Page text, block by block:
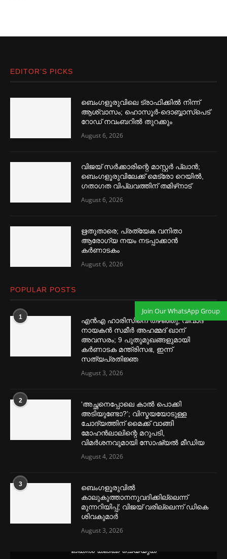
EDITOR’S PICKS
ബെംഗളൂരുവിലെ ട്രാഫിക്കില്‍ നിന്ന്
ആശ്വാസം; ഹൊസൂര്‍-ദൊബ്ബാസ്പെട്
റോഡ് നവംബറില്‍ തുറക്കും
August 6, 2026
വിജയ് സര്‍ക്കാരിന്റെ മാസ്റ്റര്‍ പ്ലാന്‍;
ബെംഗളൂരുവിലേക്ക് മെട്രോ റെയില്‍,
ഗതാഗത വിപ്ലവത്തിന് തമിഴ്‌നാട്
August 6, 2026
ഋതുതാരെ; പ്രത്യേക വനിതാ
ആരോഗ്യ നയം നടപ്പാക്കാൻ
കര്‍ണാടകം
August 6, 2026
POPULAR POSTS
1
എൻഎ ഹാരിസിനെ തഴ‌‍ഞ്ഞു, വിവാദ
നായകൻ സമീര്‍ അഹമ്മദ് ഖാന്
അവസരം; 9 പുതുമുഖങ്ങളുമായി
കര്‍ണാടക മന്ത്രിസഭ, ഇന്ന്
സത്യപ്രതിജ്ഞ
August 3, 2026
2
‘അച്ഛനെപ്പോലെ കാല്‍ പൊക്കി
അടിയുണ്ടോ?’; വിസ്മയയോടുള്ള
ചോദ്യത്തിന് മൈക്ക് വാങ്ങി
മോഹൻലാലിന്റെ മറുപടി,
വിമര്‍ശനവുമായി സോഷ്യല്‍ മീഡിയ
August 4, 2026
3
ബെംഗളൂരുവില്‍
കാലുകുത്താനനുവദിക്കില്ലെന്ന്
മുന്നറിയിപ്പ്; വിജയ് വരില്ലെന്ന് ഡികെ
ശിവകുമാര്‍
August 3, 2026
ലിങ്കിൽ ക്ലിക്ക് ചെയ്യുക
Join Our WhatsApp Group